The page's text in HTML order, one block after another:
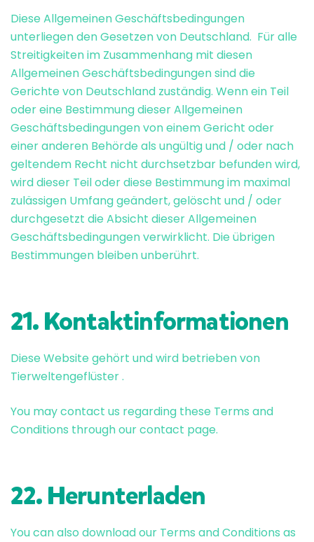
Diese Allgemeinen Geschäftsbedingungen
unterliegen den Gesetzen von Deutschland. Für alle
Streitigkeiten im Zusammenhang mit diesen
Allgemeinen Geschäftsbedingungen sind die
Gerichte von Deutschland zuständig. Wenn ein Teil
oder eine Bestimmung dieser Allgemeinen
Geschäftsbedingungen von einem Gericht oder
einer anderen Behörde als ungültig und / oder nach
geltendem Recht nicht durchsetzbar befunden wird,
wird dieser Teil oder diese Bestimmung im maximal
zulässigen Umfang geändert, gelöscht und / oder
durchgesetzt die Absicht dieser Allgemeinen
Geschäftsbedingungen verwirklicht. Die übrigen
Bestimmungen bleiben unberührt.
21. Kontaktinformationen
Diese Website gehört und wird betrieben von
Tierweltengeflüster .
You may contact us regarding these Terms and
Conditions through ourcontact page.
22. Herunterladen
You can also downloadour Terms and Conditions as